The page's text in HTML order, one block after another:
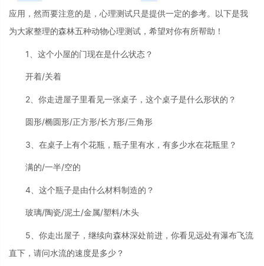
应用，然而要注意的是，心理测试只是提供一定的参考。以下是我
为大家整理的森林五种动物心理测试，希望对你有所帮助！
1、这个小屋的门现在是什么状态？
开着/关着
2、你走进屋子里看见一张桌子，这个桌子是什么形状的？
圆形/椭圆形/正方形/长方形/三角形
3、在桌子上有个花瓶，瓶子里有水，有多少水在花瓶里？
满的/一半/空的
4、这个瓶子是由什么材料制造的？
玻璃/陶瓷/泥土/金属/塑料/木头
5、你走出屋子，继续向森林深处前进，你看见远处有瀑布飞流
直下，请问水流的速度是多少？